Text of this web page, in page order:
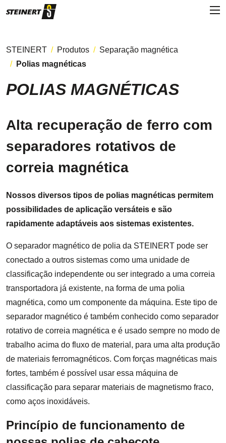
STEINERT Produtos
Separação magnética
Polias magnéticas
POLIAS MAGNÉTICAS
Alta recuperação de ferro com
separadores rotativos de
correia magnética
Nossos diversos tipos de polias magnéticas permitem
possibilidades de aplicação versáteis e são
rapidamente adaptáveis aos sistemas existentes.
O separador magnético de polia da STEINERT pode ser
conectado a outros sistemas como uma unidade de
classificação independente ou ser integrado a uma correia
transportadora já existente, na forma de uma polia
magnética, como um componente da máquina. Este tipo de
separador magnético é também conhecido como separador
rotativo de correia magnética e é usado sempre no modo de
trabalho acima do fluxo de material, para uma alta produção
de materiais ferromagnéticos. Com forças magnéticas mais
fortes, também é possível usar essa máquina de
classificação para separar materiais de magnetismo fraco,
como aços inoxidáveis.
Princípio de funcionamento de